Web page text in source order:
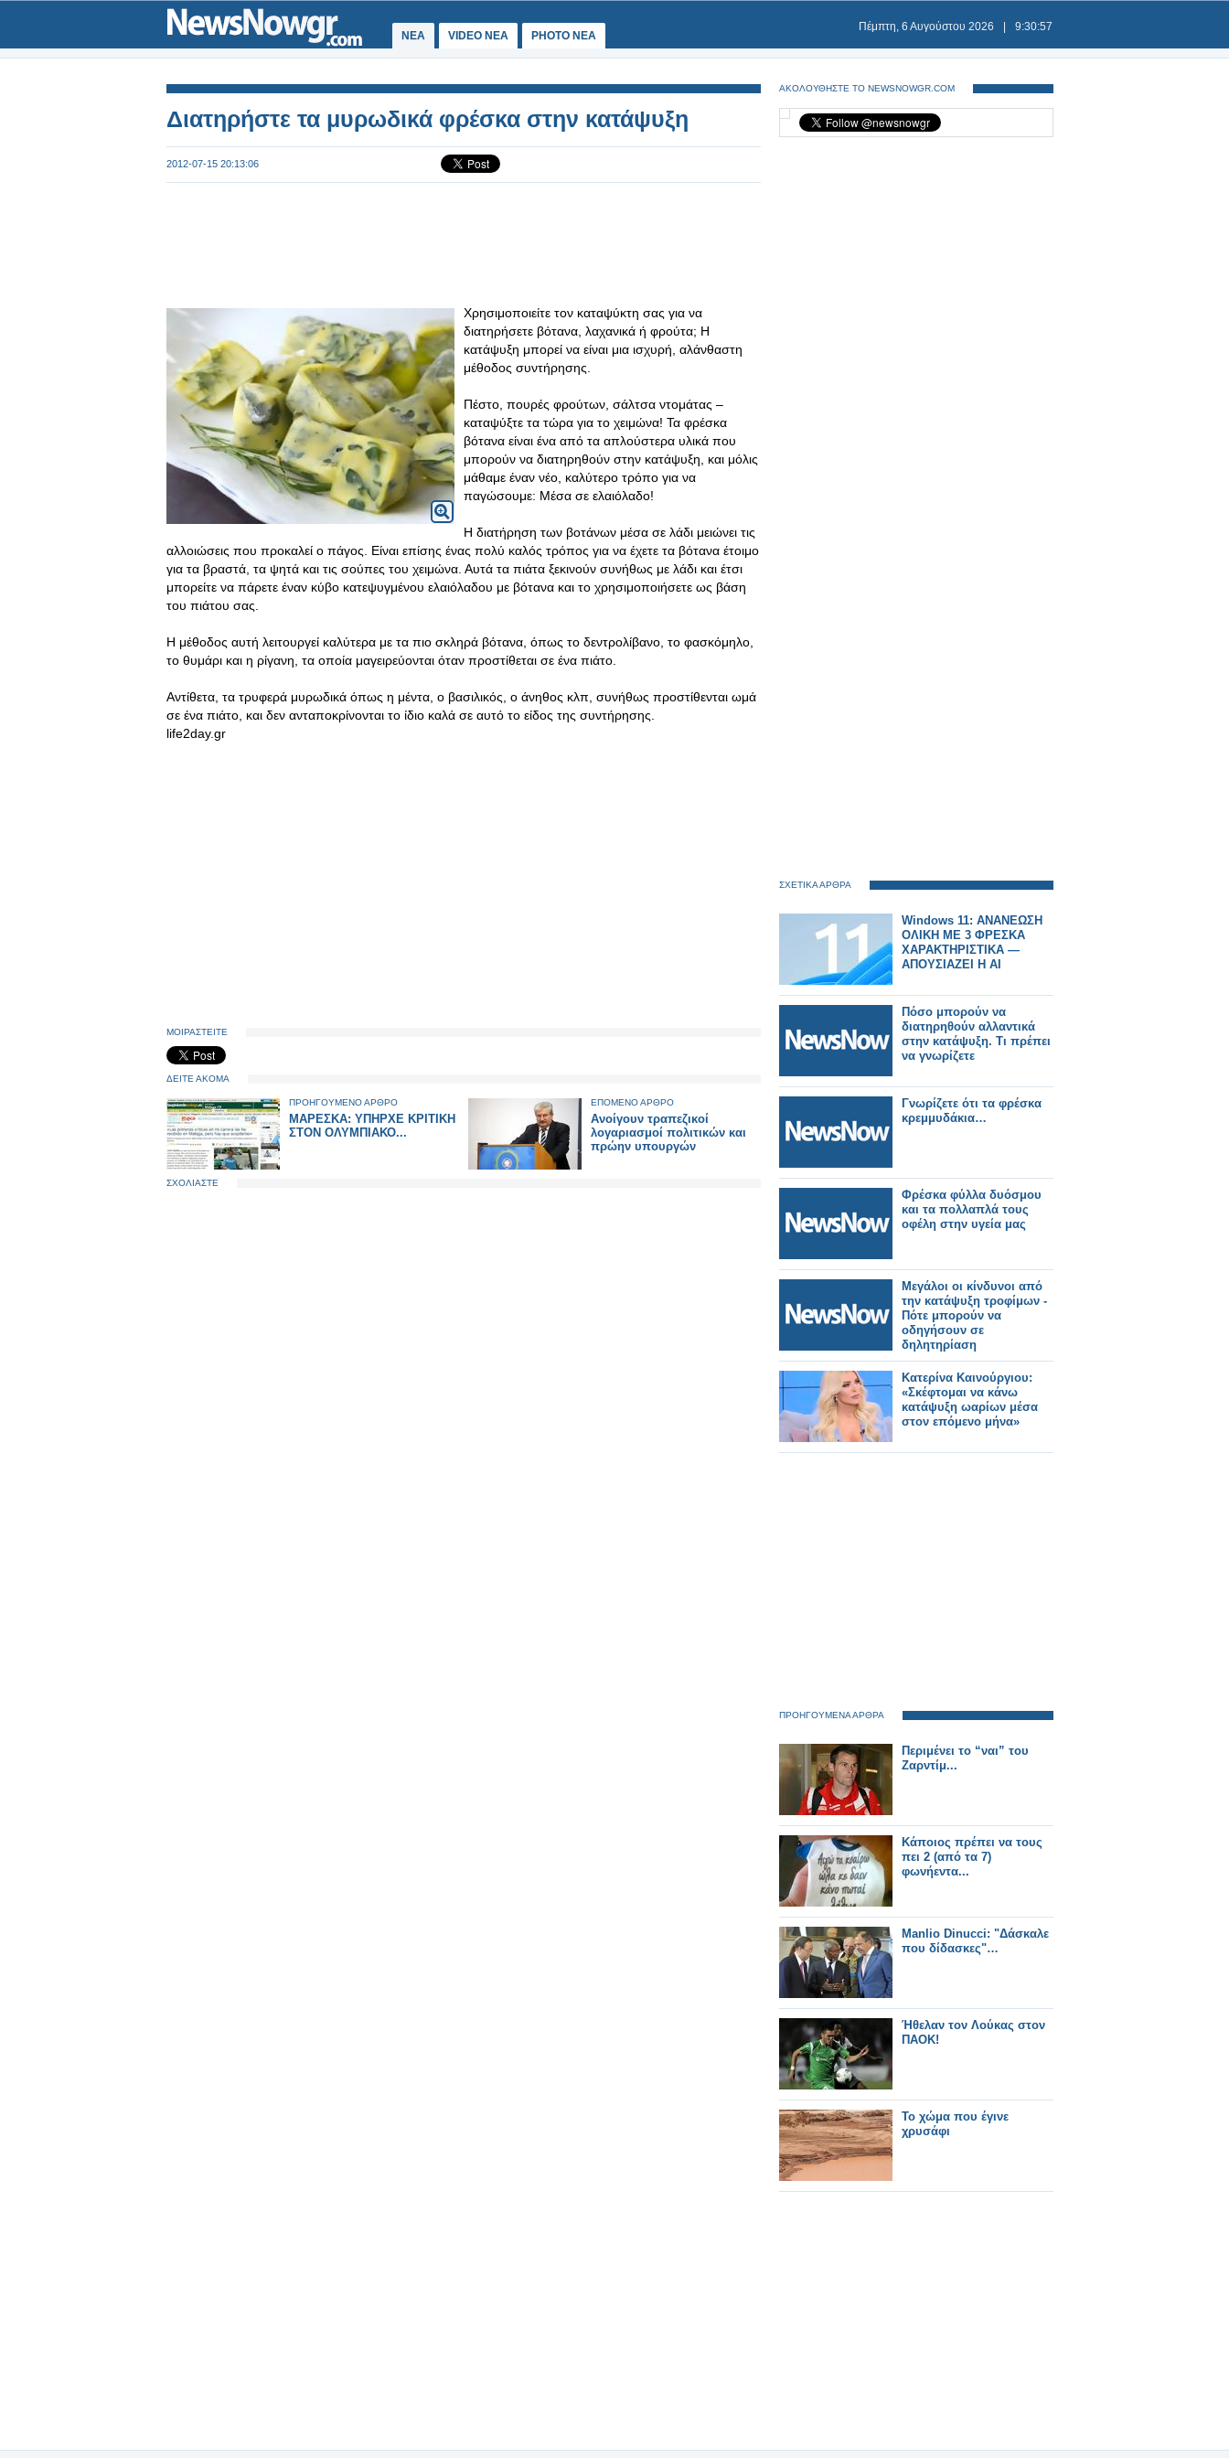
ΝΕΑ VIDEO NEA PHOTO NEA
Πέμπτη, 6 Αυγούστου 2026 9:30:57
Διατηρήστε τα μυρωδικά φρέσκα στην κατάψυξη
2012-07-15 20:13:06
Χρησιμοποιείτε τον καταψύκτη σας για να
διατηρήσετε βότανα, λαχανικά ή φρούτα; Η
κατάψυξη μπορεί να είναι μια ισχυρή, αλάνθαστη
μέθοδος συντήρησης.
Πέστο, πουρές φρούτων, σάλτσα ντομάτας –
καταψύξτε τα τώρα για το χειμώνα! Τα φρέσκα
βότανα είναι ένα από τα απλούστερα υλικά που
μπορούν να διατηρηθούν στην κατάψυξη, και μόλις
μάθαμε έναν νέο, καλύτερο τρόπο για να
παγώσουμε: Μέσα σε ελαιόλαδο!
Η διατήρηση των βοτάνων μέσα σε λάδι μειώνει τις
αλλοιώσεις που προκαλεί ο πάγος. Είναι επίσης ένας πολύ καλός τρόπος για να έχετε τα βότανα έτοιμο
για τα βραστά, τα ψητά και τις σούπες του χειμώνα. Αυτά τα πιάτα ξεκινούν συνήθως με λάδι και έτσι
μπορείτε να πάρετε έναν κύβο κατεψυγμένου ελαιόλαδου με βότανα και το χρησιμοποιήσετε ως βάση
του πιάτου σας.
Η μέθοδος αυτή λειτουργεί καλύτερα με τα πιο σκληρά βότανα, όπως το δεντρολίβανο, το φασκόμηλο,
το θυμάρι και η ρίγανη, τα οποία μαγειρεύονται όταν προστίθεται σε ένα πιάτο.
Αντίθετα, τα τρυφερά μυρωδικά όπως η μέντα, ο βασιλικός, ο άνηθος κλπ, συνήθως προστίθενται ωμά
σε ένα πιάτο, και δεν ανταποκρίνονται το ίδιο καλά σε αυτό το είδος της συντήρησης.
life2day.gr
ΜΟΙΡΑΣΤΕΙΤΕ
ΔΕΙΤΕ ΑΚΟΜΑ
ΠΡΟΗΓΟΥΜΕΝΟ ΑΡΘΡΟ
ΜΑΡΕΣΚΑ: ΥΠΗΡΧΕ ΚΡΙΤΙΚΗ
ΣΤΟΝ ΟΛΥΜΠΙΑΚΟ...
ΕΠΟΜΕΝΟ ΑΡΘΡΟ
Ανοίγουν τραπεζικοί
λογαριασμοί πολιτικών και
πρώην υπουργών
ΣΧΟΛΙΑΣΤΕ
ΑΚΟΛΟΥΘΗΣΤΕ ΤΟ NEWSNOWGR.COM
ΣΧΕΤΙΚΑ ΑΡΘΡΑ
Windows 11: ΑΝΑΝΕΩΣΗ
ΟΛΙΚΗ ΜΕ 3 ΦΡΕΣΚΑ
ΧΑΡΑΚΤΗΡΙΣΤΙΚΑ —
ΑΠΟΥΣΙΑΖΕΙ Η AI
Πόσο μπορούν να
διατηρηθούν αλλαντικά
στην κατάψυξη. Τι πρέπει
να γνωρίζετε
Γνωρίζετε ότι τα φρέσκα
κρεμμυδάκια…
Φρέσκα φύλλα δυόσμου
και τα πολλαπλά τους
οφέλη στην υγεία μας
Μεγάλοι οι κίνδυνοι από
την κατάψυξη τροφίμων -
Πότε μπορούν να
οδηγήσουν σε
δηλητηρίαση
Κατερίνα Καινούργιου:
«Σκέφτομαι να κάνω
κατάψυξη ωαρίων μέσα
στον επόμενο μήνα»
ΠΡΟΗΓΟΥΜΕΝΑ ΑΡΘΡΑ
Περιμένει το “ναι” του
Ζαρντίμ...
Κάποιος πρέπει να τους
πει 2 (από τα 7)
φωνήεντα...
Manlio Dinucci: "Δάσκαλε
που δίδασκες"…
Ήθελαν τον Λούκας στον
ΠΑΟΚ!
Το χώμα που έγινε
χρυσάφι